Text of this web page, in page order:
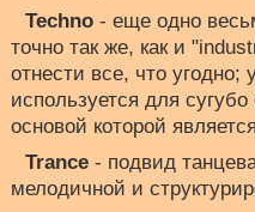
Techno - еще одно
точно так же, как и
отнести все, что угодно;
используется для
основой которой
Trance - подвид
мелодичной и